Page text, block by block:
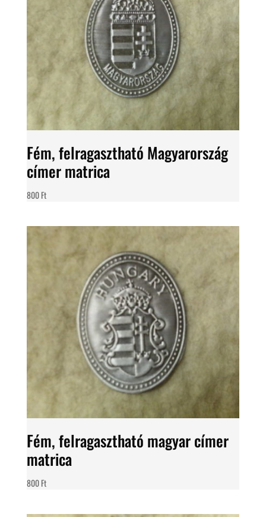
Fém, felragasztható Magyarország
címer matrica
800Ft
Fém, felragasztható magyar címer
matrica
800Ft